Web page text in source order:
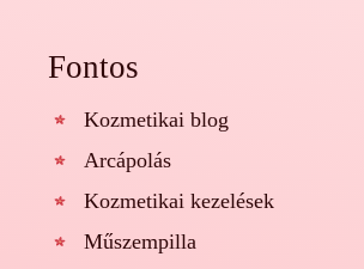
Fontos
Kozmetikai blog
Arcápolás
Kozmetikai kezelések
Műszempilla